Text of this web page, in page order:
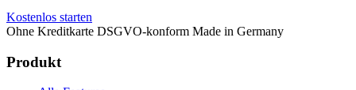
Kostenlos starten
Ohne Kreditkarte DSGVO-konform Made in Germany
Produkt